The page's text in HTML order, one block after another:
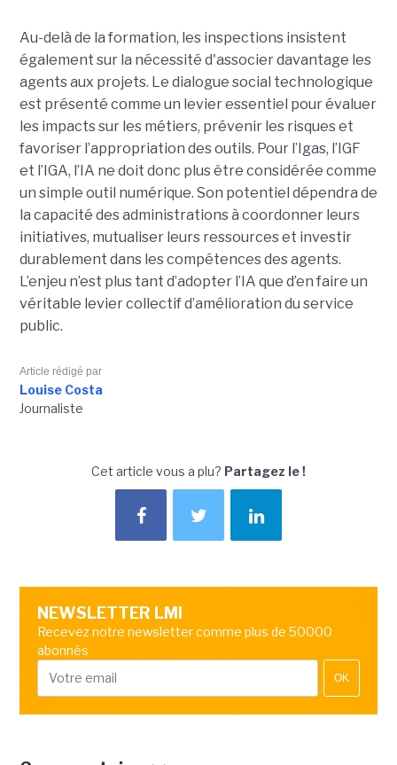
Au-delà de la formation, les inspections insistent
également sur la nécessité d'associer davantage les
agents aux projets. Le dialogue social technologique
est présenté comme un levier essentiel pour évaluer
les impacts sur les métiers, prévenir les risques et
favoriser l’appropriation des outils. Pour l’Igas, l’IGF
et l’IGA, l’IA ne doit donc plus être considérée comme
un simple outil numérique. Son potentiel dépendra de
la capacité des administrations à coordonner leurs
initiatives, mutualiser leurs ressources et investir
durablement dans les compétences des agents.
L’enjeu n’est plus tant d’adopter l’IA que d’en faire un
véritable levier collectif d’amélioration du service
public.
Article rédigé par
Louise Costa
Journaliste
Cet article vous a plu? Partagez le !
NEWSLETTER LMI
Recevez notre newsletter comme plus de 50000
abonnés
OK